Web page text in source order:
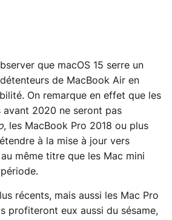
que macOS 15 serre un
de MacBook Air en
On remarque en effet que les
avant 2020 ne seront pas
, les MacBook Pro 2018 ou plus
à la mise à jour vers
même titre que les Mac mini
récents, mais aussi les Mac Pro
profiteront eux aussi du sésame,